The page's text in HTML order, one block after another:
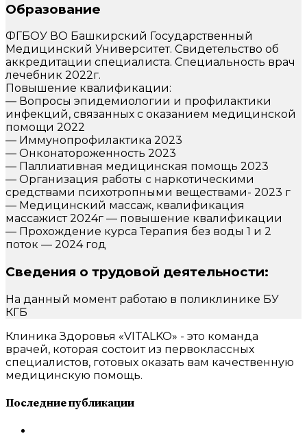
Образование
ФГБОУ ВО Башкирский Государственный
Медицинский Университет. Свидетельство об
аккредитации специалиста. Специальность врач
лечебник 2022г.
Повышение квалификации:
— Вопросы эпидемиологии и профилактики
инфекций, связанных с оказанием медицинской
помощи 2022
— Иммунопрофилактика 2023
— Онконатороженность 2023
— Паллиативная медицинская помощь 2023
— Организация работы с наркотическими
средствами психотропными веществами- 2023 г
— Медицинский массаж, квалификация
массажист 2024г — повышение квалификации
— Прохождение курса Терапия без воды 1 и 2
поток — 2024 год
Сведения о трудовой деятельности:
На данный момент работаю в поликлинике БУ
КГБ
Клиника Здоровья «VITALKO» - это команда
врачей, которая состоит из первоклассных
специалистов, готовых оказать вам качественную
медицинскую помощь.
Последние публикации